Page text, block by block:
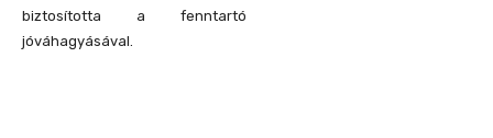
biztosította a fenntartó
jóváhagyásával.